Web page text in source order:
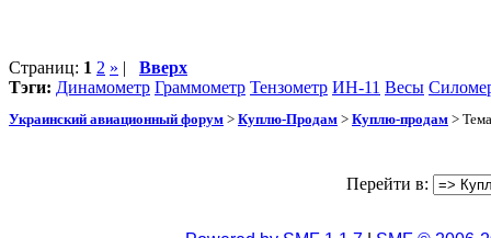
Страниц: 1 2 » | Вверх
Тэги: Динамометр Граммометр Тензометр ИН-11 Весы
Украинский авиационный форум > Куплю-Продам > Куплю-продам >
Перейти в: